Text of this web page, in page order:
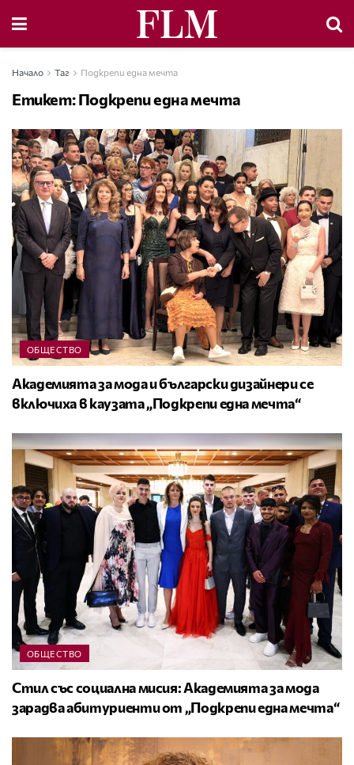
Начало Таг Подкрепи една мечта
Етикет:Подкрепи една мечта
ОБЩЕСТВО
Академията за мода и български дизайнери се
включиха в каузата „Подкрепи една мечта“
ОБЩЕСТВО
Стил със социална мисия: Академията за мода
зарадва абитуриенти от „Подкрепи една мечта“